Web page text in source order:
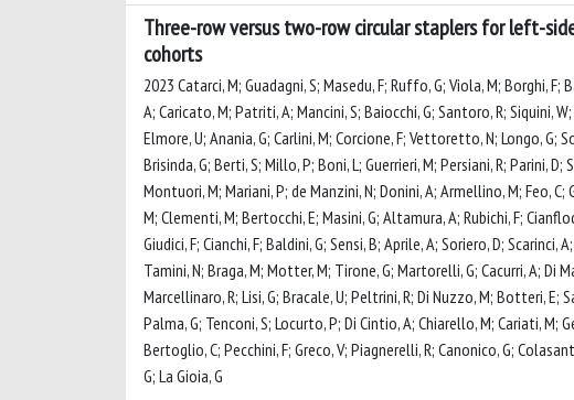
Three-row versus two-row circular staplers for left-
cohorts
2023 Catarci, M; Guadagni, S; Masedu, F; Ruffo, G; Viola, M; Borghi, F;
A; Caricato, M; Patriti, A; Mancini, S; Baiocchi, G; Santoro, R; Siquini,
Elmore, U; Anania, G; Carlini, M; Corcione, F; Vettoretto, N; Longo, G;
Brisinda, G; Berti, S; Millo, P; Boni, L; Guerrieri, M; Persiani, R; Parini,
Montuori, M; Mariani, P; de Manzini, N; Donini, A; Armellino, M; Feo,
M; Clementi, M; Bertocchi, E; Masini, G; Altamura, A; Rubichi, F;
Giudici, F; Cianchi, F; Baldini, G; Sensi, B; Aprile, A; Soriero, D;
Tamini, N; Braga, M; Motter, M; Tirone, G; Martorelli, G; Cacurri, A; Di
Marcellinaro, R; Lisi, G; Bracale, U; Peltrini, R; Di Nuzzo, M; Botteri,
Palma, G; Tenconi, S; Locurto, P; Di Cintio, A; Chiarello, M; Cariati, M;
Bertoglio, C; Pecchini, F; Greco, V; Piagnerelli, R; Canonico, G;
G; La Gioia, G